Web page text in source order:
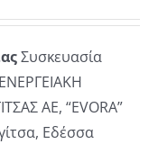
Συσκευασία
ΕΝΕΡΓΕΙΑΚΗ
ΑΕ, “EVORA”
Εδέσσα